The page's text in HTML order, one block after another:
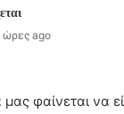
ώρες ago
μας φαίνεται να